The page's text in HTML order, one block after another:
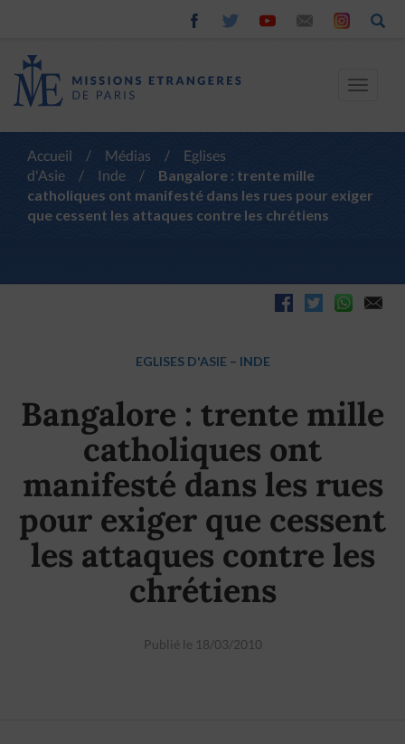
Toggle
Accueil / Médias /
Eglises
d'Asie
/ Inde /
Bangalore : trente mille
catholiques ont manifesté dans les rues pour exiger
que cessent les attaques contre les chrétiens
EGLISES D'ASIE – INDE
Bangalore : trente mille
catholiques ont
manifesté dans les rues
pour exiger que cessent
les attaques contre les
chrétiens
Publié le 18/03/2010